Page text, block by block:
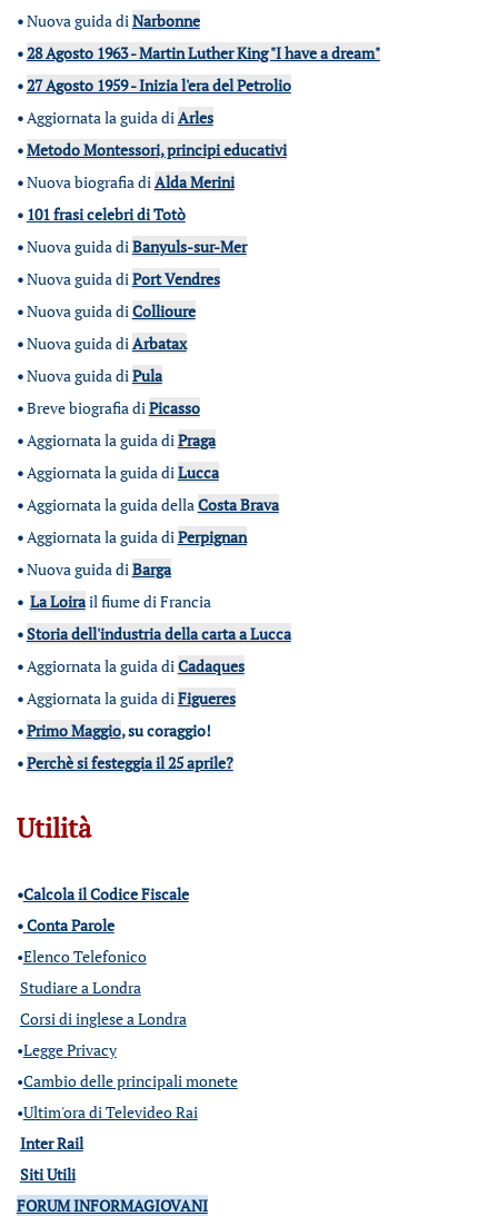
•Nuova guida diNarbonne
•28 Agosto 1963 - Martin Luther King "I have a dream"
•27 Agosto 1959 - Inizia l'era del Petrolio
•Aggiornata la guida diArles
•Metodo Montessori, principi educativi
•Nuova biografia diAlda Merini
• 101 frasi celebri di Totò
•Nuova guida diBanyuls-sur-Mer
•Nuova guida diPort Vendres
•Nuova guida diCollioure
•Nuova guida diArbatax
•Nuova guida diPula
•Breve biografia diPicasso
•Aggiornata la guida diPraga
•Aggiornata la guida diLucca
•Aggiornata la guida dellaCosta Brava
•Aggiornata la guida diPerpignan
•Nuova guida diBarga
• La Loirail fiume di Francia
•Storia dell'industria della carta a Lucca
•Aggiornata la guida diCadaques
•Aggiornata la guida diFigueres
•Primo Maggio, su coraggio!
•Perchè si festeggia il 25 aprile?
Utilità
•Calcola il Codice Fiscale
•Conta Parole
•Elenco Telefonico
Studiare a Londra
Corsi di inglese a Londra
•Legge Privacy
•Cambio delle principali monete
•Ultim'ora di Televideo Rai
Inter Rail
Siti Utili
FORUM INFORMAGIOVANI